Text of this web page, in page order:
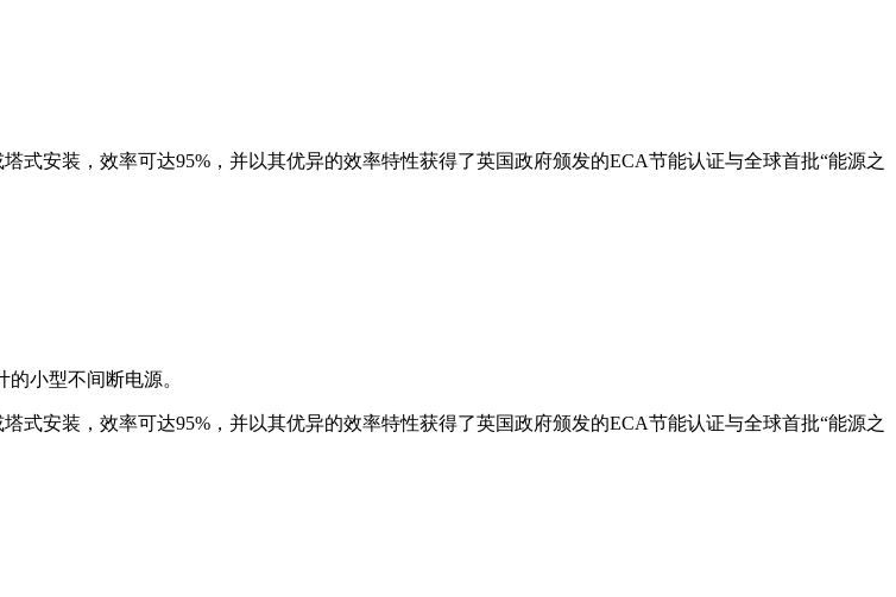
安装，效率可达95%，并以其优异的效率特性获得了英国政府颁发的ECA节能认证与全球首批“能源之
小型不间断电源。
安装，效率可达95%，并以其优异的效率特性获得了英国政府颁发的ECA节能认证与全球首批“能源之